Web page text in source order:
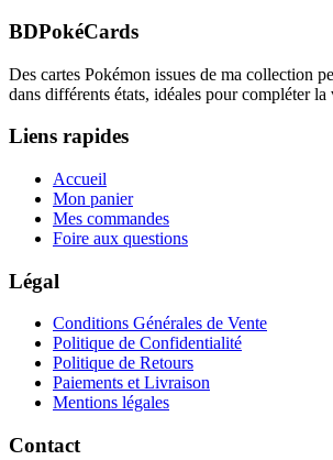
BDPokéCards
Des cartes Pokémon issues de ma collection
dans différents états, idéales pour compléter la
Liens rapides
Accueil
Mon panier
Mes commandes
Foire aux questions
Légal
Conditions Générales de Vente
Politique de Confidentialité
Politique de Retours
Paiements et Livraison
Mentions légales
Contact